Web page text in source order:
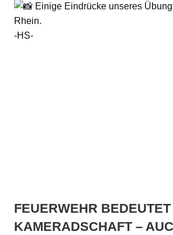
Einige Eindrücke unseres
Rhein.
-HS-
FEUERWEHR BEDEUTET
KAMERADSCHAFT –